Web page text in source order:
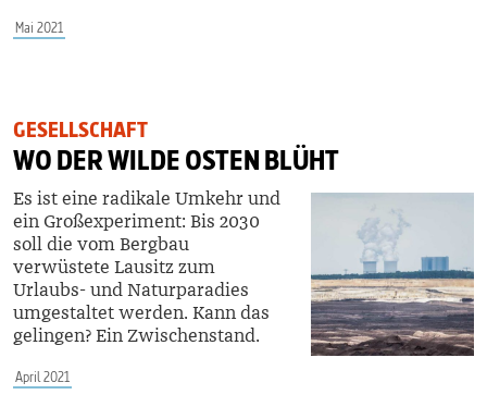
Mai 2021
GESELLSCHAFT
WO DER WILDE OSTEN BLÜHT
Es ist eine radikale Umkehr und
ein Großexperiment: Bis 2030
soll die vom Bergbau
verwüstete Lausitz zum
Urlaubs- und Naturparadies
umgestaltet werden. Kann das
gelingen? Ein Zwischenstand.
April 2021